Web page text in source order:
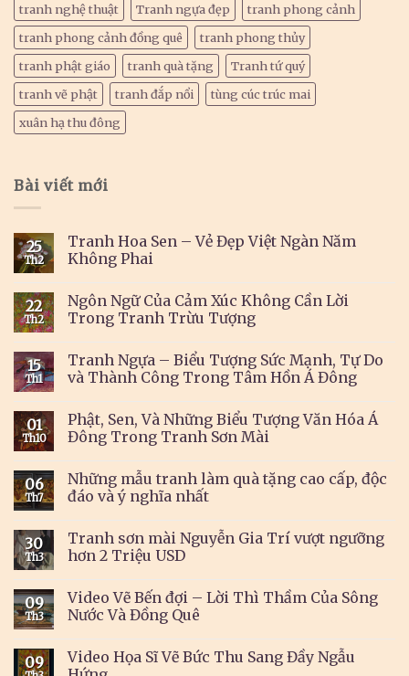
tranh nghệ thuật
Tranh ngựa đẹp
tranh phong cảnh
tranh phong cảnh đồng quê
tranh phong thủy
tranh phật giáo
tranh quà tặng
Tranh tứ quý
tranh vẽ phật
tranh đắp nổi
tùng cúc trúc mai
xuân hạ thu đông
Bài viết mới
25
Th2
Tranh Hoa Sen – Vẻ Đẹp Việt Ngàn Năm
Không Phai
22
Th2
Ngôn Ngữ Của Cảm Xúc Không Cần Lời
Trong Tranh Trừu Tượng
15
Th1
Tranh Ngựa – Biểu Tượng Sức Mạnh, Tự Do
và Thành Công Trong Tâm Hồn Á Đông
01
Th10
Phật, Sen, Và Những Biểu Tượng Văn Hóa Á
Đông Trong Tranh Sơn Mài
06
Th7
Những mẫu tranh làm quà tặng cao cấp, độc
đáo và ý nghĩa nhất
30
Th3
Tranh sơn mài Nguyễn Gia Trí vượt ngưỡng
hơn 2 Triệu USD
09
Th3
Video Vẽ Bến đợi – Lời Thì Thầm Của Sông
Nước Và Đồng Quê
09
Video Họa Sĩ Vẽ Bức Thu Sang Đầy Ngẫu